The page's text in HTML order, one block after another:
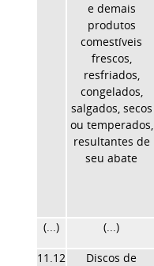
e demais
produtos
comestíveis
frescos,
resfriados,
congelados,
salgados, secos
ou temperados,
resultantes de
seu abate
(...) (...)
11.12
Discos de